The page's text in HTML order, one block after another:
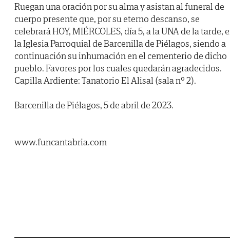
Ruegan una oración por su alma y asistan al funeral de
cuerpo presente que, por su eterno descanso, se
celebrará HOY, MIÉRCOLES, día 5, a la UNA de la tarde,
la Iglesia Parroquial de Barcenilla de Piélagos, siendo a
continuación su inhumación en el cementerio de dicho
pueblo. Favores por los cuales quedarán agradecidos.
Capilla Ardiente: Tanatorio El Alisal (sala nº 2).
Barcenilla de Piélagos, 5 de abril de 2023.
www.funcantabria.com